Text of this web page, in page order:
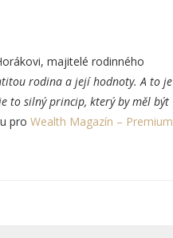
majitelé rodinného
rodina a její hodnoty. A to je
to silný princip, který by měl být
pro Wealth Magazín – Premium